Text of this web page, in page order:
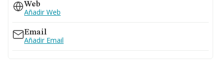
Web
Añadir Web
Email
Añadir Email